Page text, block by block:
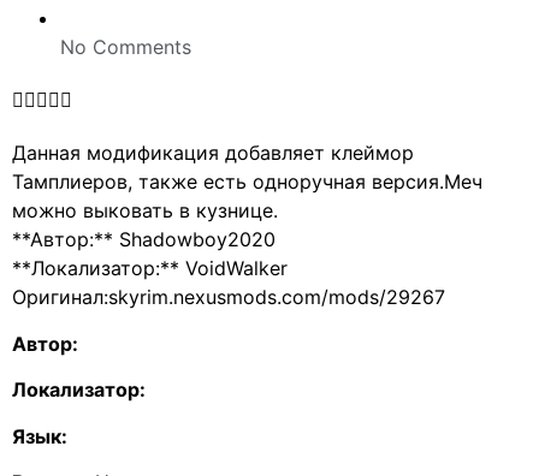
No Comments

Данная модификация добавляет клеймор
Тамплиеров, также есть одноручная версия.Меч
можно выковать в кузнице.
**Автор:** Shadowboy2020
**Локализатор:** VoidWalker
Оригинал:skyrim.nexusmods.com/mods/29267
Автор:
Локализатор:
Язык: